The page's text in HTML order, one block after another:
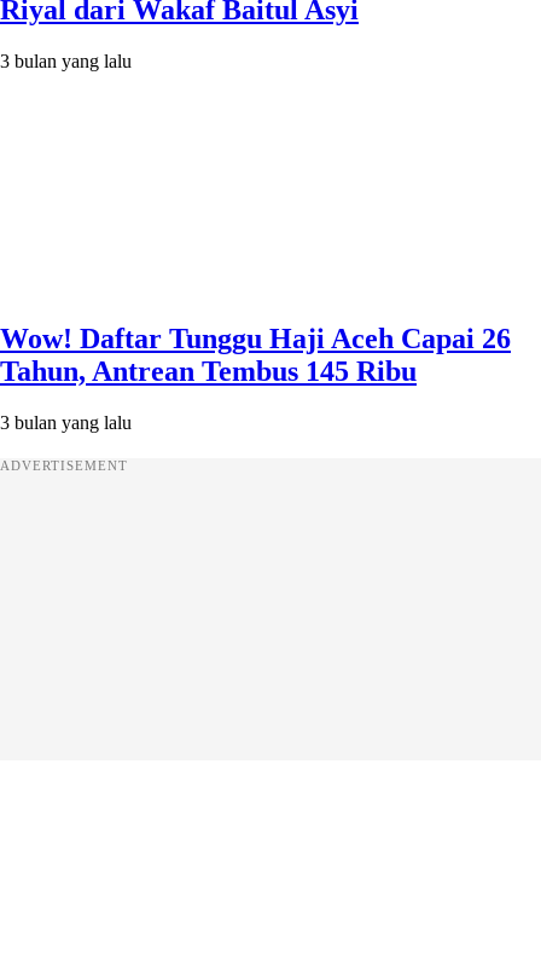
Riyal dari Wakaf Baitul Asyi
3 bulan yang lalu
Wow! Daftar Tunggu Haji Aceh Capai 26
Tahun, Antrean Tembus 145 Ribu
3 bulan yang lalu
ADVERTISEMENT